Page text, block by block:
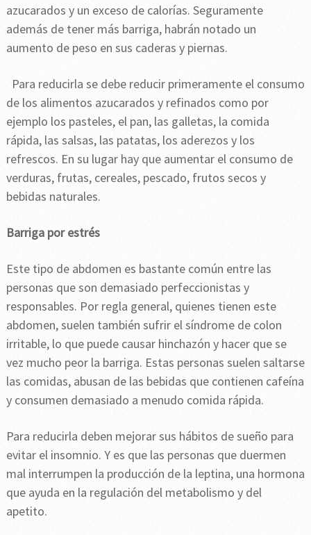
azucarados y un exceso de calorías. Seguramente
además de tener más barriga, habrán notado un
aumento de peso en sus caderas y piernas.
Para reducirla se debe reducir primeramente el consumo
de los alimentos azucarados y refinados como por
ejemplo los pasteles, el pan, las galletas, la comida
rápida, las salsas, las patatas, los aderezos y los
refrescos. En su lugar hay que aumentar el consumo de
verduras, frutas, cereales, pescado, frutos secos y
bebidas naturales.
Barriga por estrés
Este tipo de abdomen es bastante común entre las
personas que son demasiado perfeccionistas y
responsables. Por regla general, quienes tienen este
abdomen, suelen también sufrir el síndrome de colon
irritable, lo que puede causar hinchazón y hacer que se
vez mucho peor la barriga. Estas personas suelen saltarse
las comidas, abusan de las bebidas que contienen cafeína
y consumen demasiado a menudo comida rápida.
Para reducirla deben mejorar sus hábitos de sueño para
evitar el insomnio. Y es que las personas que duermen
mal interrumpen la producción de la leptina, una hormona
que ayuda en la regulación del metabolismo y del
apetito.